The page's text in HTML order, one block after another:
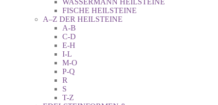
WASSERMANN HEILSTEINE
FISCHE HEILSTEINE
A–Z DER HEILSTEINE
A-B
C-D
E-H
I-L
M-O
P-Q
R
S
T-Z